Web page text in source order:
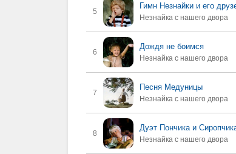
5
Гимн Незнайки и его
Незнайка с нашего двора
6
Дождя не боимся
Незнайка с нашего двора
7
Песня Медуницы
Незнайка с нашего двора
8
Дуэт Пончика и
Незнайка с нашего двора